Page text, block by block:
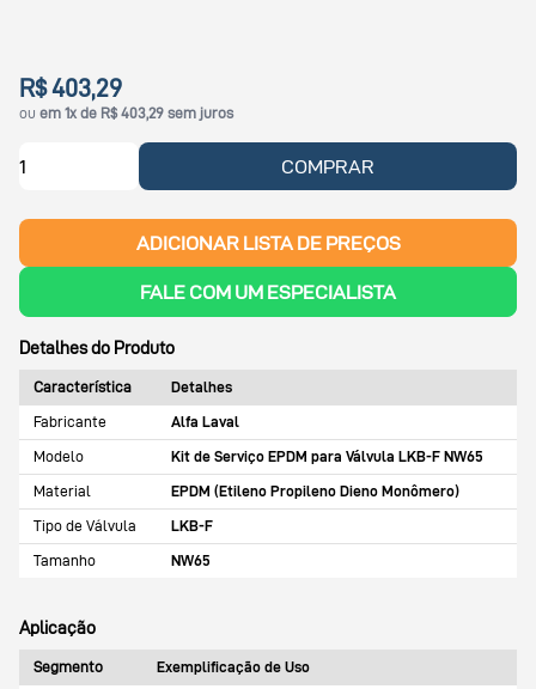
R$ 403,29
ou em 1x de R$ 403,29 sem juros
COMPRAR
ADICIONAR LISTA DE PREÇOS
FALE COM UM ESPECIALISTA
Detalhes do Produto
Característica
Detalhes
Fabricante
Alfa Laval
Modelo
Kit de Serviço EPDM para Válvula LKB-F NW65
Material
EPDM (Etileno Propileno Dieno Monômero)
Tipo de Válvula
LKB-F
Tamanho
NW65
Aplicação
Segmento
Exemplificação de Uso